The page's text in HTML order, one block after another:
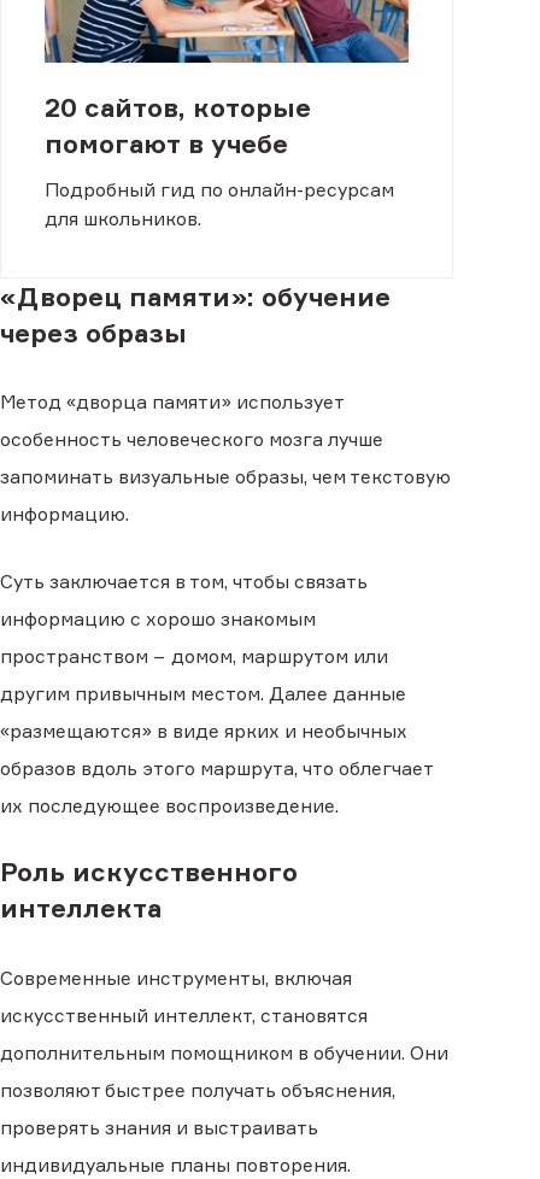
20 сайтов, которые
помогают в учебе
Подробный гид по онлайн-ресурсам
для школьников.
«Дворец памяти»: обучение
через образы
Метод «дворца памяти» использует
особенность человеческого мозга лучше
запоминать визуальные образы, чем текстовую
информацию.
Суть заключается в том, чтобы связать
информацию с хорошо знакомым
пространством − домом, маршрутом или
другим привычным местом. Далее данные
«размещаются» в виде ярких и необычных
образов вдоль этого маршрута, что облегчает
их последующее воспроизведение.
Роль искусственного
интеллекта
Современные инструменты, включая
искусственный интеллект, становятся
дополнительным помощником в обучении. Они
позволяют быстрее получать объяснения,
проверять знания и выстраивать
индивидуальные планы повторения.